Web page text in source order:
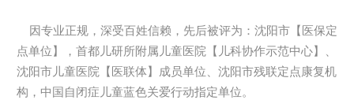
因专业正规，深受百姓信赖，先后被评为：沈阳市【医保定
点单位】，首都儿研所附属儿童医院【儿科协作示范中心】、
沈阳市儿童医院【医联体】成员单位、沈阳市残联定点康复机
构，中国自闭症儿童蓝色关爱行动指定单位。